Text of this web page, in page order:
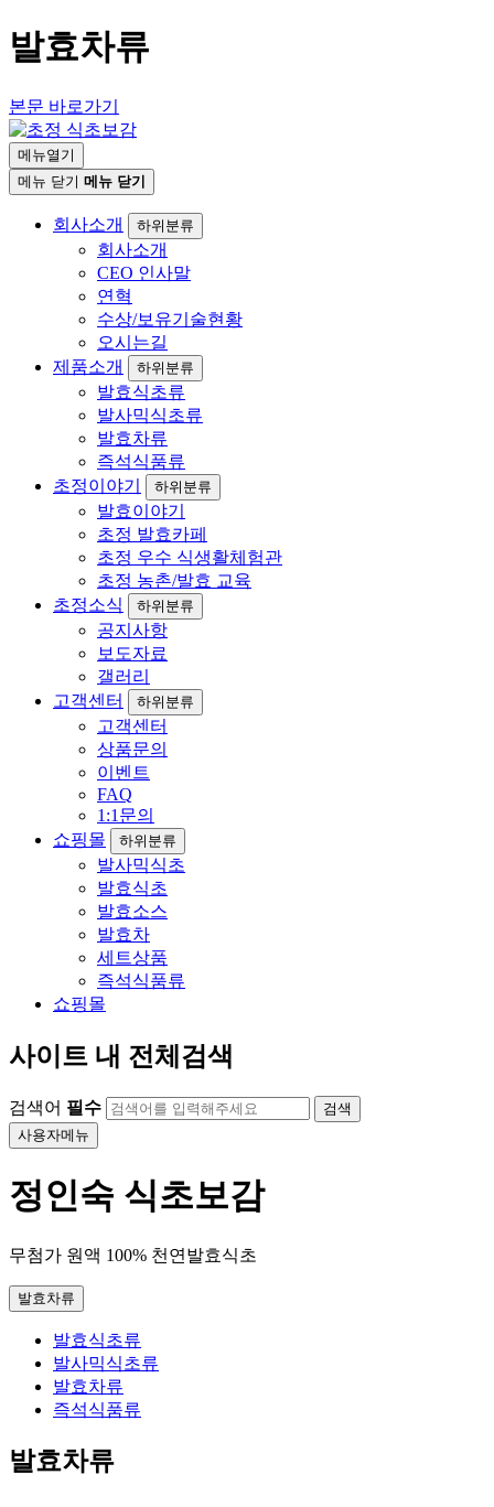
발효차류
본문 바로가기
메뉴열기
메뉴 닫기 메뉴 닫기
회사소개 하위분류
회사소개
CEO 인사말
연혁
수상/보유기술현황
오시는길
제품소개
하위분류
발효식초류
발사믹식초류
발효차류
즉석식품류
초정이야기
하위분류
발효이야기
초정 발효카페
초정 우수 식생활체험관
초정 농촌/발효 교육
초정소식
하위분류
공지사항
보도자료
갤러리
고객센터
하위분류
고객센터
상품문의
이벤트
FAQ
1:1문의
쇼핑몰
하위분류
발사믹식초
발효식초
발효소스
발효차
세트상품
즉석식품류
쇼핑몰
사이트 내 전체검색
검색어 필수
검색
사용자메뉴
정인숙 식초보감
무첨가 원액 100% 천연발효식초
발효차류
발효식초류
발사믹식초류
발효차류
즉석식품류
발효차류